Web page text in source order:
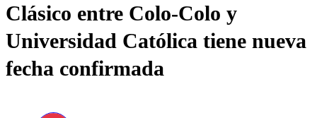
Clásico entre Colo-Colo y
Universidad Católica tiene nueva
fecha confirmada